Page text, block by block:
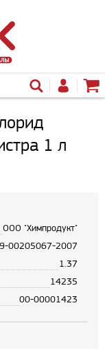
1 л
ООО "Химпродукт"
00205067-2007
1.37
14235
00-00001423